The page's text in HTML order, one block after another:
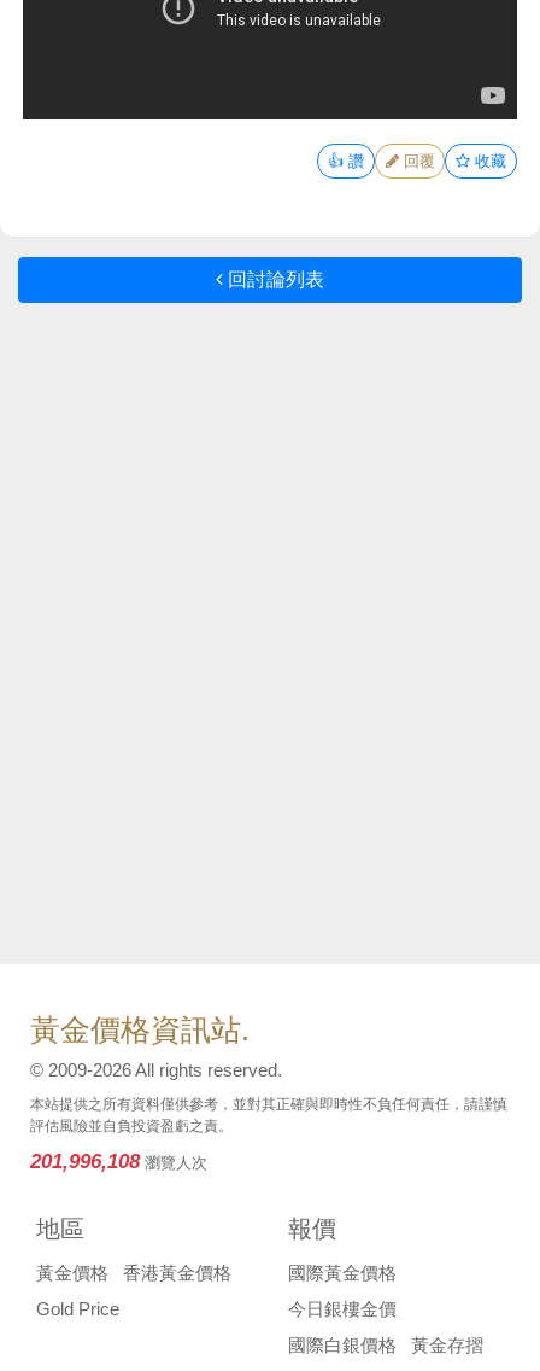
👍 讚 回覆 收藏
回討論列表
黃金價格資訊站.
© 2009-2026 All rights reserved.
本站提供之所有資料僅供參考，並對其正確與即時性不負任何責任，請謹慎
評估風險並自負投資盈虧之責。
201,996,108 瀏覽人次
地區
黃金價格
香港黃金價格
Gold Price
報價
國際黃金價格
今日銀樓金價
國際白銀價格
黃金存摺